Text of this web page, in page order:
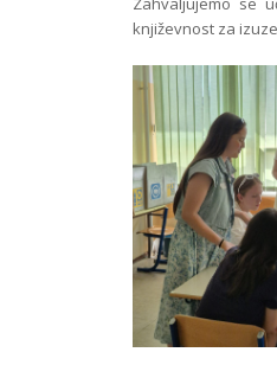
književnost za